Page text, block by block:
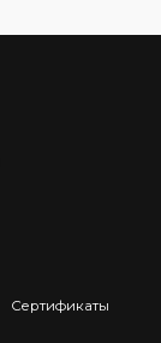
Сертификаты